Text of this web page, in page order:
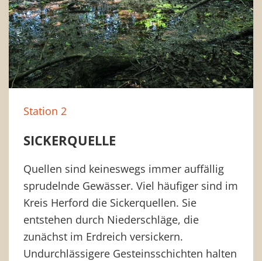
Station 2
SICKERQUELLE
Quellen sind keineswegs immer auffällig
sprudelnde Gewässer. Viel häufiger sind im
Kreis Herford die Sickerquellen. Sie
entstehen durch Niederschläge, die
zunächst im Erdreich versickern.
Undurchlässigere Gesteinsschichten halten